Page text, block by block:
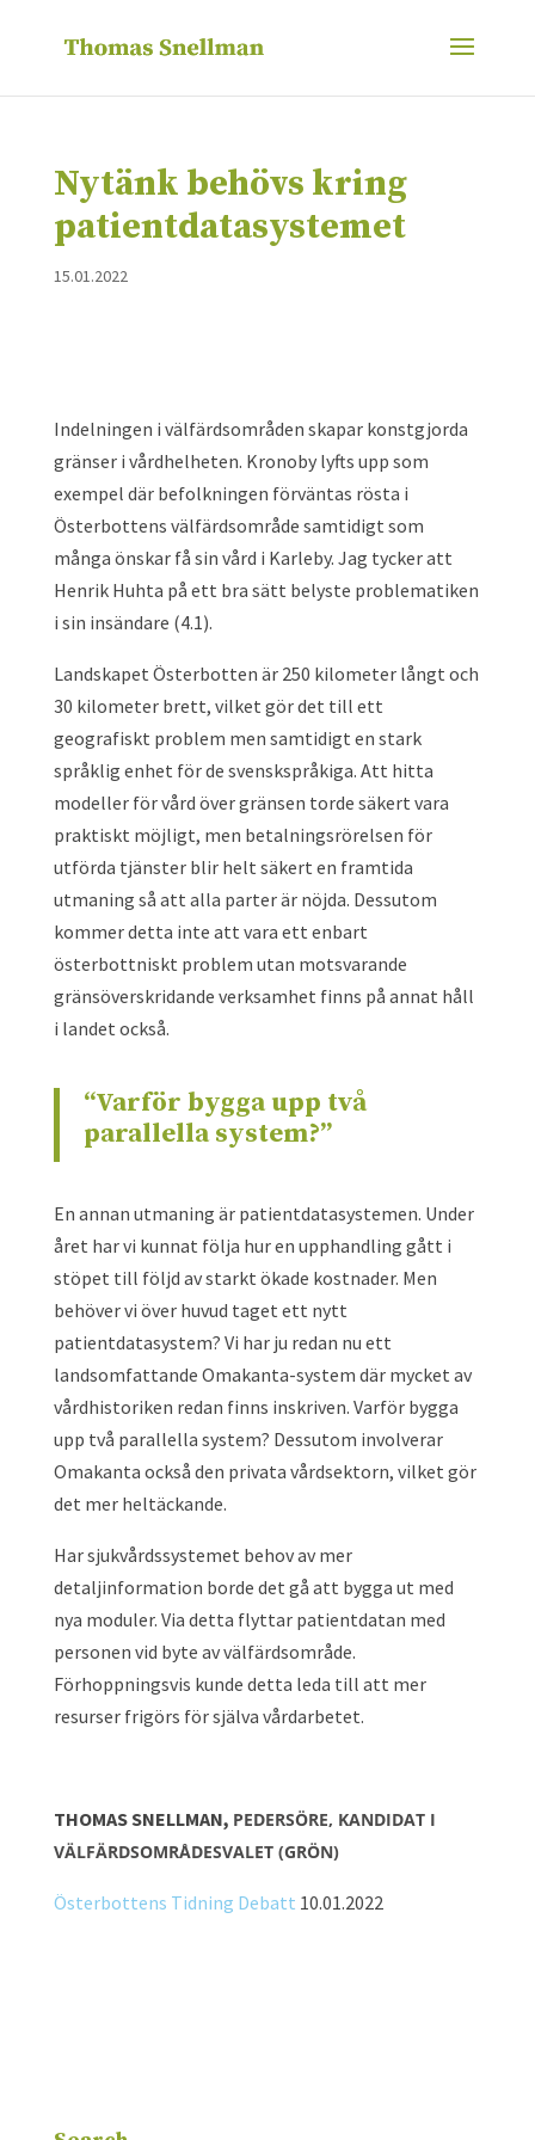
Nytänk behövs kring
patientdatasystemet
15.01.2022
Indelningen i välfärdsområden skapar konstgjorda
gränser i vårdhelheten. Kronoby lyfts upp som
exempel där befolkningen förväntas rösta i
Österbottens välfärdsområde samtidigt som
många önskar få sin vård i Karleby. Jag tycker att
Henrik Huhta på ett bra sätt belyste problematiken
i sin insändare (4.1).
Landskapet Österbotten är 250 kilometer långt och
30 kilometer brett, vilket gör det till ett
geografiskt problem men samtidigt en stark
språklig enhet för de svenskspråkiga. Att hitta
modeller för vård över gränsen torde säkert vara
praktiskt möjligt, men betalningsrörelsen för
utförda tjänster blir helt säkert en framtida
utmaning så att alla parter är nöjda. Dessutom
kommer detta inte att vara ett enbart
österbottniskt problem utan motsvarande
gränsöverskridande verksamhet finns på annat håll
i landet också.
“Varför bygga upp två
parallella system?”
En annan utmaning är patientdatasystemen. Under
året har vi kunnat följa hur en upphandling gått i
stöpet till följd av starkt ökade kostnader. Men
behöver vi över huvud taget ett nytt
patientdatasystem? Vi har ju redan nu ett
landsomfattande Omakanta-system där mycket av
vårdhistoriken redan finns inskriven. Varför bygga
upp två parallella system? Dessutom involverar
Omakanta också den privata vårdsektorn, vilket gör
det mer heltäckande.
Har sjukvårdssystemet behov av mer
detaljinformation borde det gå att bygga ut med
nya moduler. Via detta flyttar patientdatan med
personen vid byte av välfärdsområde.
Förhoppningsvis kunde detta leda till att mer
resurser frigörs för själva vårdarbetet.
THOMAS SNELLMAN, PEDERSÖRE, KANDIDAT I
VÄLFÄRDSOMRÅDESVALET (GRÖN)
Österbottens Tidning Debatt 10.01.2022